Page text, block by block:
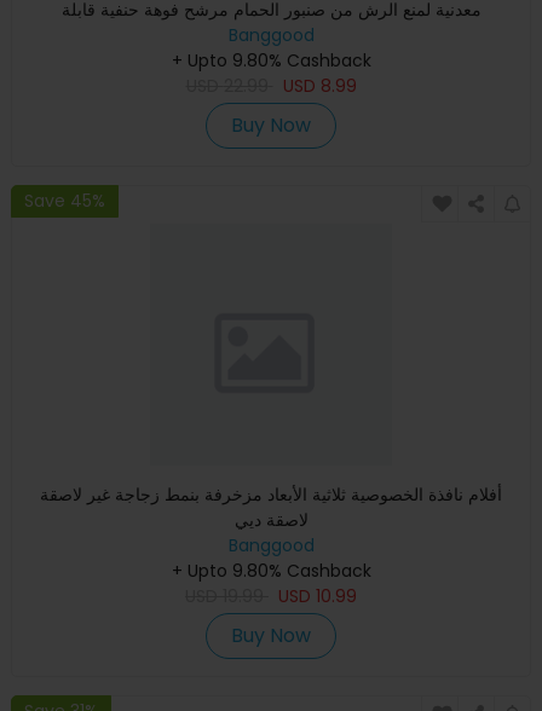
معدنية لمنع الرش من صنبور الحمام مرشح فوهة حنفية قابلة
Banggood
+ Upto 9.80% Cashback
USD 8.99
Buy Now
Save 45%
أفلام نافذة الخصوصية ثلاثية الأبعاد مزخرفة بنمط زجاجة غير لاصقة
لاصقة ديي
Banggood
+ Upto 9.80% Cashback
USD 10.99
Buy Now